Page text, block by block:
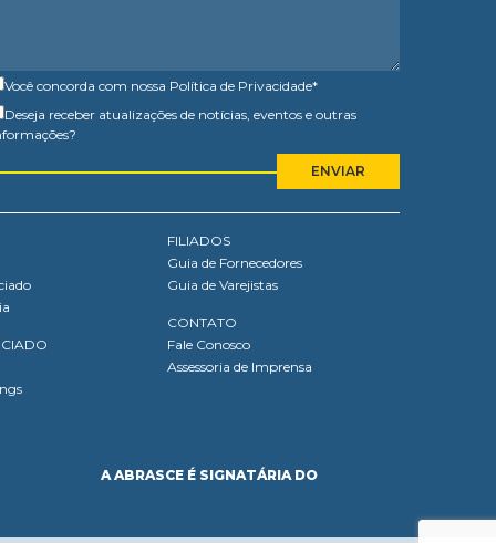
Você concorda com nossa Política de Privacidade*
Deseja receber atualizações de notícias, eventos e outras
FILIADOS
Guia de Fornecedores
Guia de Varejistas
CONTATO
Fale Conosco
Assessoria de Imprensa
A ABRASCE É SIGNATÁRIA DO